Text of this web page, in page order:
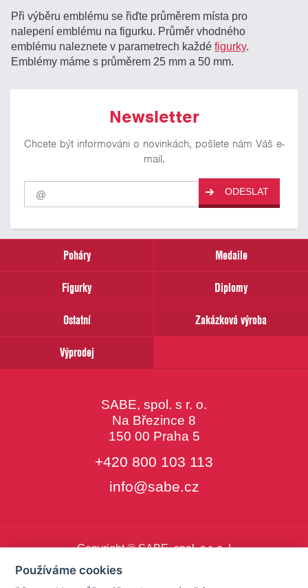
Při výběru emblému se řiďte průměrem místa pro
nalepení emblému na figurku. Průměr vhodného
emblému naleznete v parametrech každéfigurky.
Emblémy máme s průměrem 25 mm a 50 mm.
Newsletter
Chcete být informováni o novinkách, pošlete nám Váš e-
mail.
Pro
odběr
našich
email
ODESLAT
Poháry
Medaile
Figurky
Diplomy
Ostatní
Zakázková výroba
Výprodej
SABE, spol. s r. o.
Na Březince 8
150 00 Praha 5
+420 800 103 113
info@sabe.cz
Copyright © SABE, spol. s r. o. |
Používáme cookies